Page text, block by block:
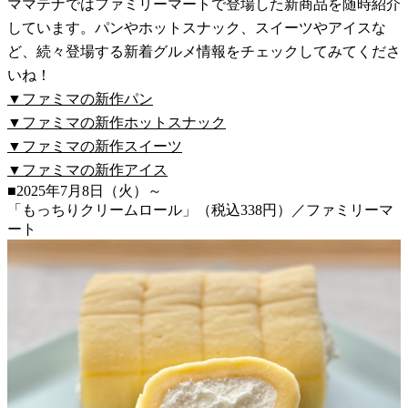
ママテナではファミリーマートで登場した新商品を随時紹介
しています。パンやホットスナック、スイーツやアイスな
ど、続々登場する新着グルメ情報をチェックしてみてくださ
いね！
▼ファミマの新作パン
▼ファミマの新作ホットスナック
▼ファミマの新作スイーツ
▼ファミマの新作アイス
■2025年7月8日（火）～
「もっちりクリームロール」（税込338円）／ファミリーマ
ート